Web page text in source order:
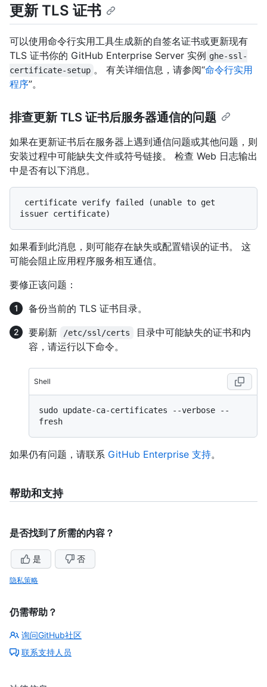
更新 TLS 证书
可以使用命令行实用工具生成新的自签名证书或更新现有
TLS 证书你的 GitHub Enterprise Server 实例 ghe-ssl-
certificate-setup 。 有关详细信息，请参阅“命令行实用
程序”。
排查更新 TLS 证书后服务器通信的问题
如果在更新证书后在服务器上遇到通信问题或其他问题，则
安装过程中可能缺失文件或符号链接。 检查 Web 日志输出
中是否有以下消息。
如果看到此消息，则可能存在缺失或配置错误的证书。 这
可能会阻止应用程序服务相互通信。
要修正该问题：
备份当前的 TLS 证书目录。
要刷新
/etc/ssl/certs
目录中可能缺失的证书和内
容，请运行以下命令。
Shell
sudo update-ca-certificates --verbose --
如果仍有问题，请联系 GitHub Enterprise 支持。
帮助和支持
是否找到了所需的内容？
是 否
隐私策略
仍需帮助？
询问GitHub社区
联系支持人员